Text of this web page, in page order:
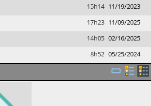
15h14 11/19/2023
17h23 11/09/2025
14h05 02/16/2025
8h52 05/25/2024